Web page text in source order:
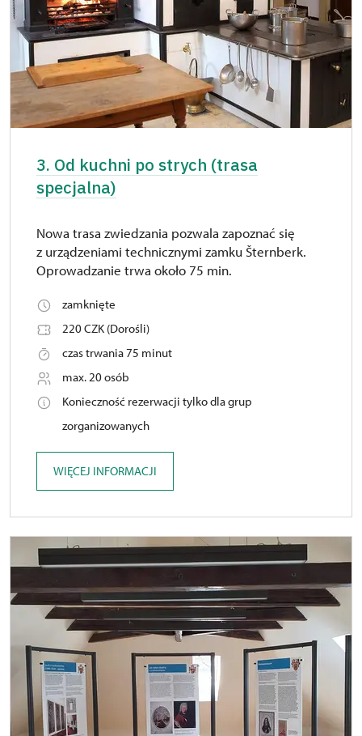
3. Od kuchni po strych (trasa
specjalna)
Nowa trasa zwiedzania pozwala zapoznać się
z urządzeniami technicznymi zamku Šternberk.
Oprowadzanie trwa około 75 min.
zamknięte
220 CZK (Dorośli)
czas trwania 75 minut
max. 20 osób
Konieczność rezerwacji tylko dla grup
zorganizowanych
WIĘCEJ INFORMACJI